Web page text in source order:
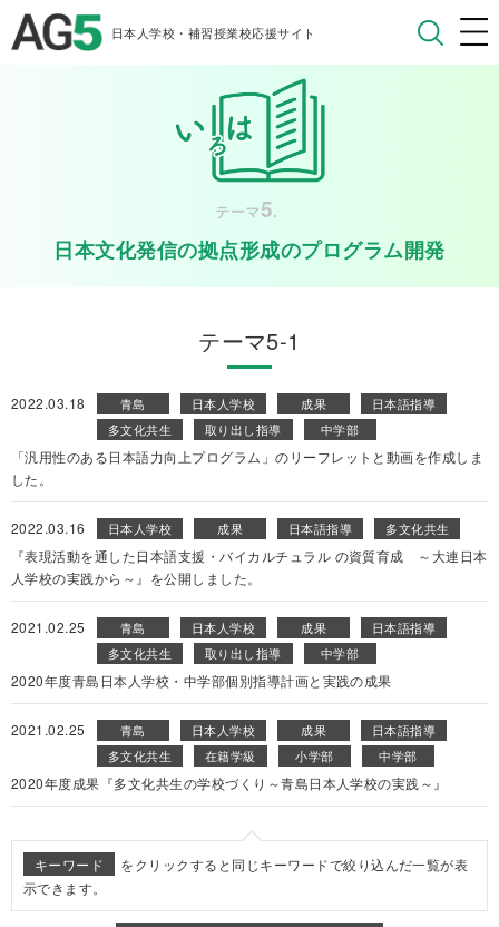
日本人学校・補習授業校応援サイト
テーマ5.
日本文化発信の拠点形成のプログラム開発
テーマ5-1
2022.03.18 青島 日本人学校 成果
日本語指導
多文化共生
取り出し指導 中学部
「汎用性のある日本語力向上プログラム」のリーフレットと動画を作成しま
した。
2022.03.16 日本人学校 成果 日本語指導 多文化共生
『表現活動を通した日本語支援・バイカルチュラル の資質育成 ～大連日本
人学校の実践から～』を公開しました。
2021.02.25 青島 日本人学校 成果
日本語指導
多文化共生
取り出し指導 中学部
2020年度青島日本人学校・中学部個別指導計画と実践の成果
2021.02.25 青島 日本人学校 成果
日本語指導
多文化共生
在籍学級 小学部 中学部
2020年度成果『多文化共生の学校づくり～青島日本人学校の実践～』
キーワード
をクリックすると同じキーワードで絞り込んだ一覧が表
示できます。